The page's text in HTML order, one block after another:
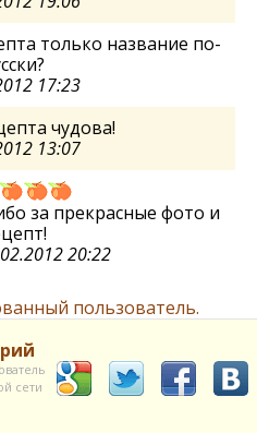
только название по-
17:23
чудова!
13:07
за прекрасные фото и
20:22
пользователь.
сети